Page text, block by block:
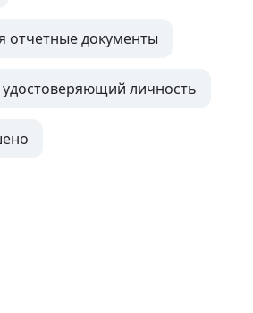
отчетные документы
личность